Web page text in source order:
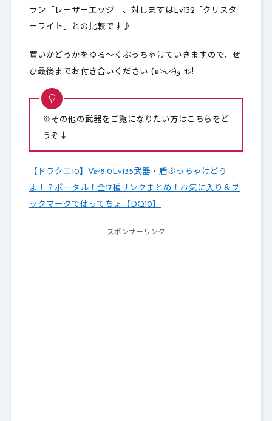
ラン「レーザーエッジ」、対しますはLv132「クリスタ
ーライト」との比較です♪
買いかどうかをゆる～くぶっちゃけていきますので、ぜ
ひ最後までお付き合いください (๑˃̵ᴗ˂̵)و ﾖｼ!
※その他の武器をご覧になりたい方はこちらをど
うぞ↓
【ドラクエ10】Ver8.0Lv135武器・盾ぶっちゃけどう
よ！？ポータル！全17種リンクまとめ！お気に入り＆ブ
ックマークで使ってちょ【DQ10】
スポンサーリンク